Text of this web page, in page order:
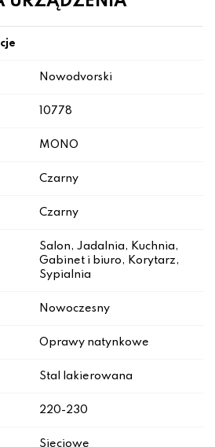
Nowodvorski
10778
MONO
Czarny
Czarny
Salon, Jadalnia, Kuchnia,
Gabinet i biuro, Korytarz,
Sypialnia
Nowoczesny
Oprawy natynkowe
Stal lakierowana
220-230
Sieciowe